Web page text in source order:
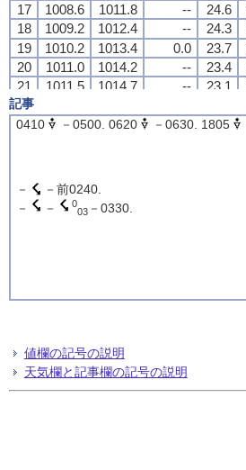
17
1008.6 1011.8 -- 24.6
18
1009.2 1012.4 -- 24.3
19
1010.2 1013.4 0.0 23.7
20
1011.0 1014.2 -- 23.4
21
1011.5 1014.7 -- 23.1
22
23
1011.8 1015.0 -- 22.8
17
1008.6 1011.8 -- 24.6
18
1009.2 1012.4 -- 24.3
19
1010.2 1013.4 0.0 23.7
20
1011.0 1014.2 -- 23.4
21
1011.5 1014.7 -- 23.1
22
23
1011.8 1015.0 -- 22.8
17
1008.6 1011.8 -- 24.6
18
1009.2 1012.4 -- 24.3
19
1010.2 1013.4 0.0 23.7
20
1011.0 1014.2 -- 23.4
21
1011.5 1014.7 -- 23.1
22
23
1011.8 1015.0 -- 22.8
17
1008.6 1011.8 -- 24.6
18
1009.2 1012.4 -- 24.3
19
1010.2 1013.4 0.0 23.7
20
1011.0 1014.2 -- 23.4
21
1011.5 1014.7 -- 23.1
22
23
1011.8 1015.0 -- 22.8
記事
0410
－0500. 0620 －0630. 1805
－
－前0240.
－
－ 0
03－0330.
値欄の記号の説明
天気欄と記事欄の記号の説明